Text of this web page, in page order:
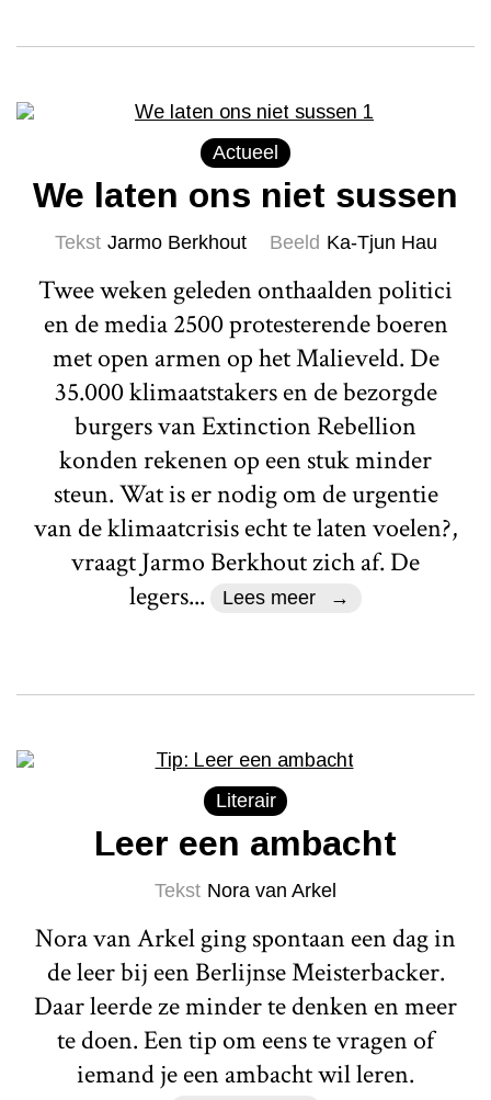
Actueel
We laten ons niet sussen
Tekst Jarmo Berkhout Beeld Ka-Tjun Hau
Twee weken geleden onthaalden politici
en de media 2500 protesterende boeren
met open armen op het Malieveld. De
35.000 klimaatstakers en de bezorgde
burgers van Extinction Rebellion
konden rekenen op een stuk minder
steun. Wat is er nodig om de urgentie
van de klimaatcrisis echt te laten voelen?,
vraagt Jarmo Berkhout zich af. De
legers...
Lees meer
Literair
Leer een ambacht
Tekst Nora van Arkel
Nora van Arkel ging spontaan een dag in
de leer bij een Berlijnse Meisterbacker.
Daar leerde ze minder te denken en meer
te doen. Een tip om eens te vragen of
iemand je een ambacht wil leren.